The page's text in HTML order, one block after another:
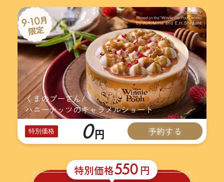
くまのプーさん/
ハニーナッツのキャラメルショート
特別価格 0円 予約する
特別価格550 円